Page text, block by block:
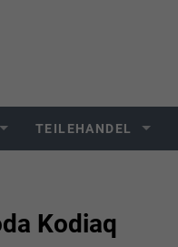
TEILEHANDEL
Kodiaq